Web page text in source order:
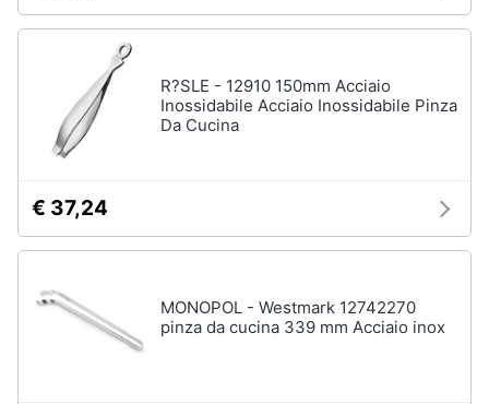
R?SLE - 12910 150mm Acciaio
Inossidabile Acciaio Inossidabile Pinza
Da Cucina
€ 37,24
MONOPOL - Westmark 12742270
pinza da cucina 339 mm Acciaio inox